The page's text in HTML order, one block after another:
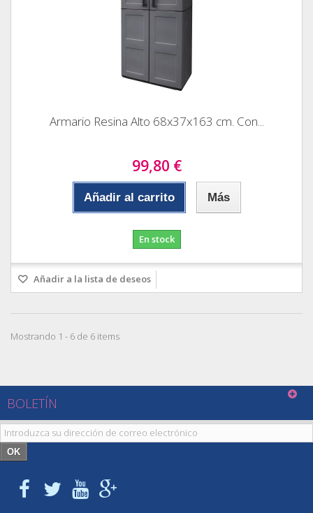
Armario Resina Alto 68x37x163 cm. Con...
99,80 €
Añadir al carrito Más
En stock
Añadir a la lista de deseos
Mostrando 1 - 6 de 6 items
BOLETÍN
OK